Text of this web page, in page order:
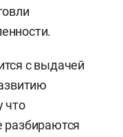
с выдачей
что